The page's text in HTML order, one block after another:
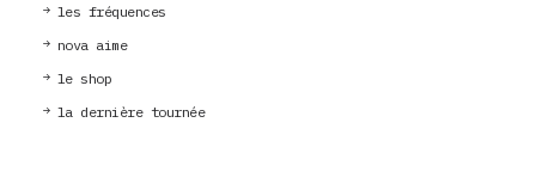
les fréquences
nova aime
le shop
la dernière tournée